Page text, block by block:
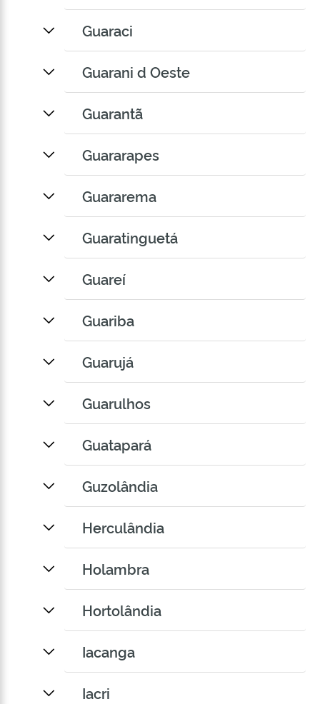
Guaraci
Guarani d Oeste
Guarantã
Guararapes
Guararema
Guaratinguetá
Guareí
Guariba
Guarujá
Guarulhos
Guatapará
Guzolândia
Herculândia
Holambra
Hortolândia
Iacanga
Iacri